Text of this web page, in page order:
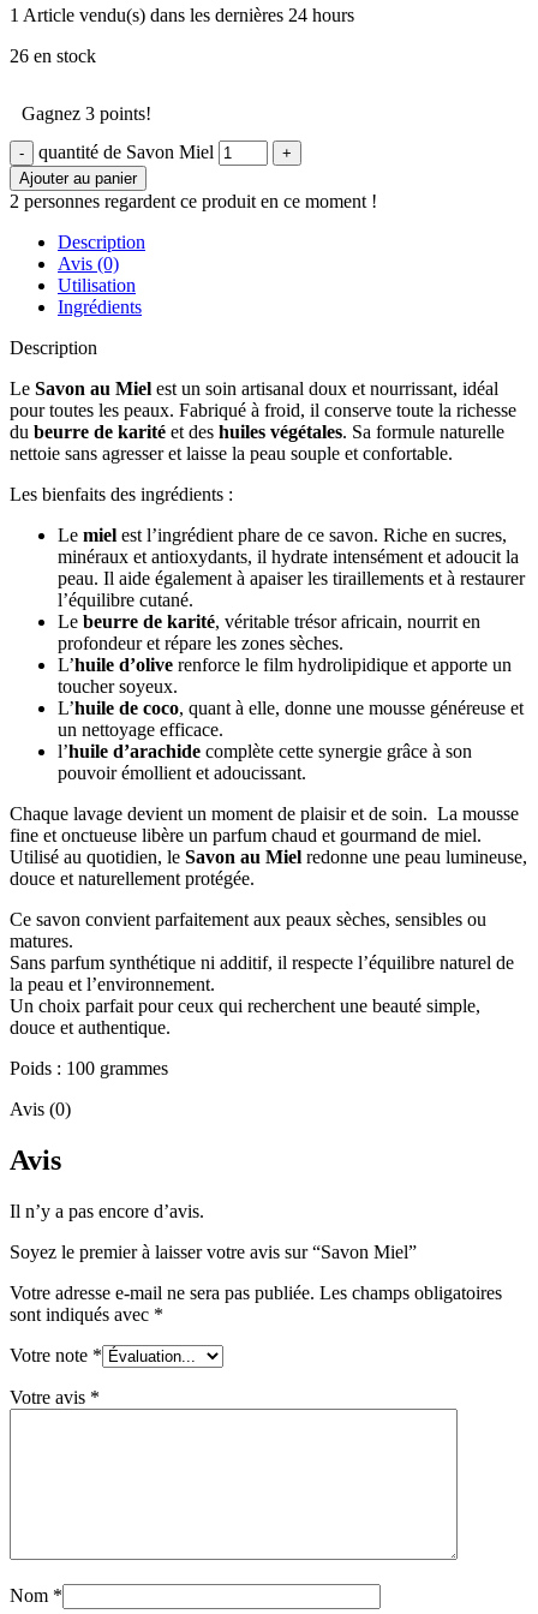
1 Article vendu(s) dans les dernières 24 hours
26 en stock
Gagnez 3 points!
quantité de Savon Miel
Ajouter au panier
2 personnes regardent ce produit en ce moment !
Description
Avis (0)
Utilisation
Ingrédients
Description
Le Savon au Miel est un soin artisanal doux et nourrissant, idéal
pour toutes les peaux. Fabriqué à froid, il conserve toute la richesse
du beurre de karité et des huiles végétales. Sa formule naturelle
nettoie sans agresser et laisse la peau souple et confortable.
Les bienfaits des ingrédients :
Le miel est l’ingrédient phare de ce savon. Riche en sucres,
minéraux et antioxydants, il hydrate intensément et adoucit la
peau. Il aide également à apaiser les tiraillements et à restaurer
l’équilibre cutané.
Le beurre de karité, véritable trésor africain, nourrit en
profondeur et répare les zones sèches.
L’huile d’olive renforce le film hydrolipidique et apporte un
toucher soyeux.
L’huile de coco, quant à elle, donne une mousse généreuse et
un nettoyage efficace.
l’huile d’arachide complète cette synergie grâce à son
pouvoir émollient et adoucissant.
Chaque lavage devient un moment de plaisir et de soin. La mousse
fine et onctueuse libère un parfum chaud et gourmand de miel.
Utilisé au quotidien, le Savon au Miel redonne une peau lumineuse,
douce et naturellement protégée.
Ce savon convient parfaitement aux peaux sèches, sensibles ou
matures.
Sans parfum synthétique ni additif, il respecte l’équilibre naturel de
la peau et l’environnement.
Un choix parfait pour ceux qui recherchent une beauté simple,
douce et authentique.
Poids : 100 grammes
Avis (0)
Avis
Il n’y a pas encore d’avis.
Soyez le premier à laisser votre avis sur “Savon Miel”
Votre adresse e-mail ne sera pas publiée. Les champs obligatoires
sont indiqués avec *
Votre note *
Votre avis *
Nom *